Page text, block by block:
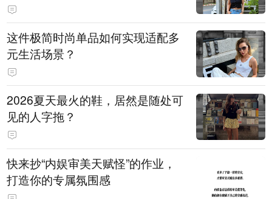
这件极简时尚单品如何实现适配多
元生活场景？
2026夏天最火的鞋，居然是随处可
见的人字拖？
快来抄“内娱审美天赋怪”的作业，
打造你的专属氛围感